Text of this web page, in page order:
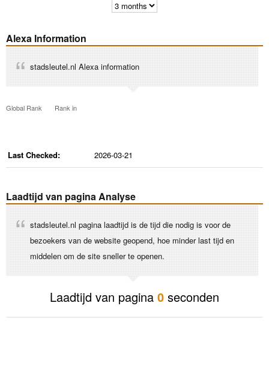
Alexa Information
stadsleutel.nl Alexa information
Global Rank Rank in
Last Checked: 2026-03-21
Laadtijd van pagina Analyse
stadsleutel.nl pagina laadtijd is de tijd die nodig is voor de
bezoekers van de website geopend, hoe minder last tijd en
middelen om de site sneller te openen.
Laadtijd van pagina 0 seconden